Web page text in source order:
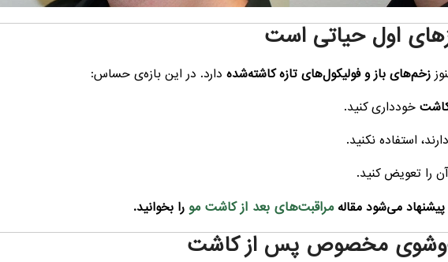
زخم‌های باز و فولیکول‌های تازه کاشته‌شده دارد. در این بازه‌ی حساس:
کاشت خودداری کنید.
استفاده نکنید.
آن را تعویض کنید.
پیشنهاد می‌شود مقالهمراقبت‌های بعد از کاشت مو را بخوانید.